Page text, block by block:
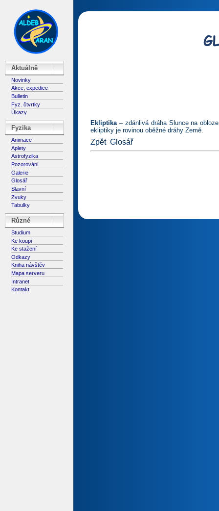
Aktuálně
Novinky
Akce, expedice
Bulletin
Fyz. čtvrtky
Úkazy
Fyzika
Animace
Aplety
Astrofyzika
Pozorování
Galerie
Glosář
Slavní
Zvuky
Tabulky
Různé
Studium
Ke koupi
Ke stažení
Odkazy
Kniha návštěv
Mapa serveru
Intranet
Kontakt
Ekliptika – zdánlivá dráha Slunce na
ekliptiky je rovinou oběžné dráhy Země.
Zpět Glosář